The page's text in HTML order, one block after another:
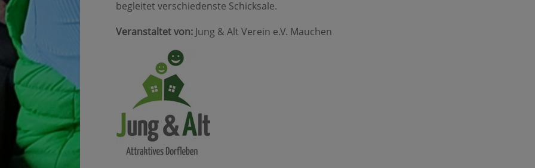
begleitet verschiedenste Schicksale.
Veranstaltet von: Jung & Alt Verein e.V. Mauchen